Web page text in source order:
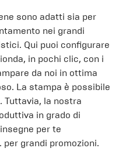
sono adatti sia per
nei grandi
Qui puoi configurare
in pochi clic, con i
da noi in ottima
La stampa è possibile
Tuttavia, la nostra
in grado di
per te
grandi promozioni.